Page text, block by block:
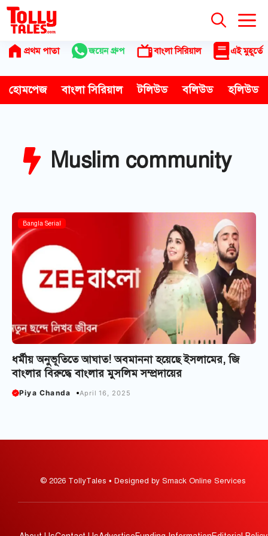
Skip
content
প্রথম পাতা জয়েন গ্রুপ বাংলা সিরিয়াল এই মুহূর্তে
হোমপেজ বাংলা সিরিয়াল টলিউড বলিউড হলিউড
Muslim community
Bangla Serial
ধর্মীয় অনুভূতিতে আঘাত! অবমাননা হয়েছে ইসলামের, জি
বাংলার বিরুদ্ধে বাংলার মুসলিম সম্প্রদায়ের
Piya Chanda April 16, 2025
© 2026 TollyTales • Designed by Smack Online Services